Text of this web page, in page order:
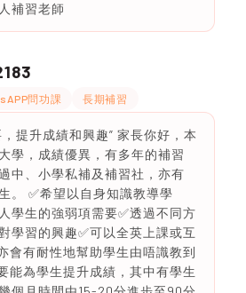
補習老師
問功課 長期補習
提升成績和興趣” 家長你好，本
學，成績優異，有多年的補習
中、小學私補及補習社，亦有
。 ✅希望以自身知識教導學
學生的強弱項需要✅透過不同方
學習的興趣✅可以全英上課或互
會有耐性地幫助學生由唔識教到
能為學生提升成績，其中有學生